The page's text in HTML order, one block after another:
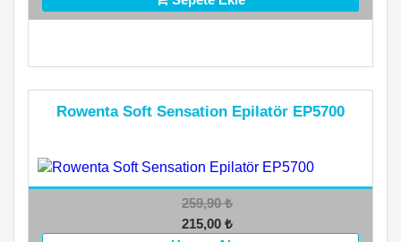
Rowenta Soft Sensation Epilatör EP5700
259,90₺
215,00 ₺